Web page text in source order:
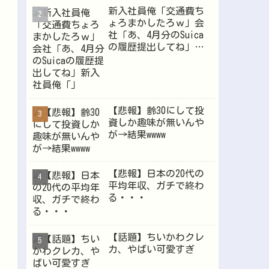
Powered by livedoor 相互RSS
新入社員俺「交通費ち
ょろまかしたろｗ」会
社「あ、4月分のSuica
の履歴提出してね」新
【悲報】齢30にして投
資しか趣味が無いんや
が→結果wwww
【悲報】日本の20代の
平均年収、ガチで終わ
る・・・
【話題】ちいかわクレ
カ、やばい可愛すぎ